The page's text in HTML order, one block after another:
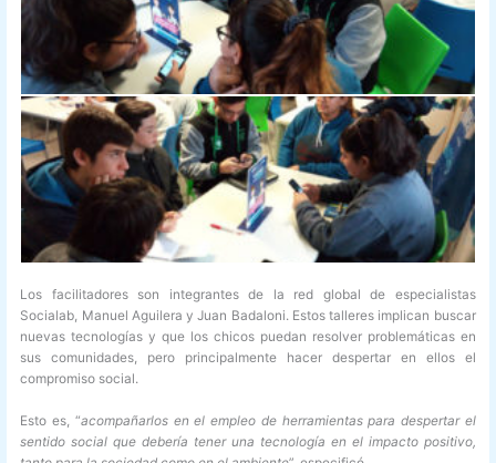
Los facilitadores son integrantes de la red global de especialistas
Socialab, Manuel Aguilera y Juan Badaloni. Estos talleres implican buscar
nuevas tecnologías y que los chicos puedan resolver problemáticas en
sus comunidades, pero principalmente hacer despertar en ellos el
compromiso social.
Esto es, “acompañarlos en el empleo de herramientas para despertar el
sentido social que debería tener una tecnología en el impacto positivo,